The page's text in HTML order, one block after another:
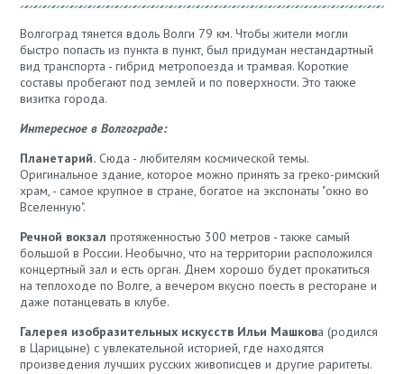
Волгоград тянется вдоль Волги 79 км. Чтобы жители могли
быстро попасть из пункта в пункт, был придуман нестандартный
вид транспорта - гибрид метропоезда и трамвая. Короткие
составы пробегают под землей и по поверхности. Это также
визитка города.
Интересное в Волгограде:
Планетарий.Сюда - любителям космической темы.
Оригинальное здание, которое можно принять за греко-римский
храм, - самое крупное в стране, богатое на экспонаты "окно во
Вселенную".
Речной вокзал протяженностью 300 метров - также самый
большой в России. Необычно, что на территории расположился
концертный зал и есть орган. Днем хорошо будет прокатиться
на теплоходе по Волге, а вечером вкусно поесть в ресторане и
даже потанцевать в клубе.
Галерея изобразительных искусств Ильи Машкова (родился
в Царицыне) с увлекательной историей, где находятся
произведения лучших русских живописцев и другие раритеты.